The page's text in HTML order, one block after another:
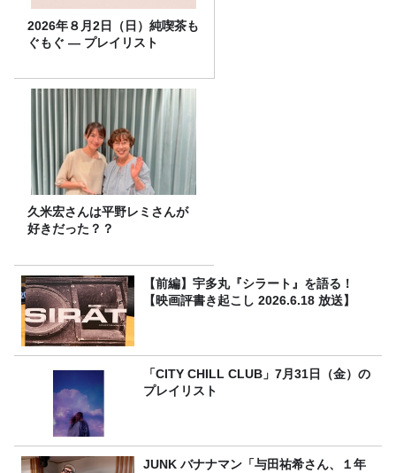
2026年８月2日（日）純喫茶も
ぐもぐ ― プレイリスト
久米宏さんは平野レミさんが
好きだった？？
【前編】宇多丸『シラート』を語る！
【映画評書き起こし 2026.6.18 放送】
「CITY CHILL CLUB」7月31日（金）の
プレイリスト
JUNK バナナマン「与田祐希さん、１年